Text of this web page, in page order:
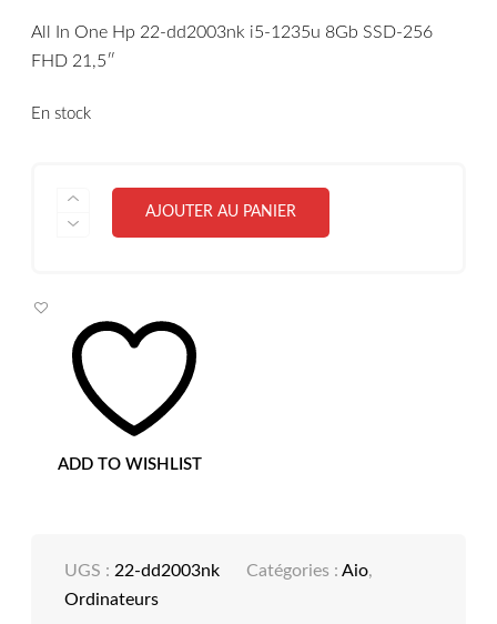
All In One Hp 22-dd2003nk i5-1235u 8Gb SSD-256
FHD 21,5″
En stock
QUANTITÉ
DD2003NK
I5-
1235U
8GB
FHD
AJOUTER AU PANIER
ADD TO WISHLIST
UGS : 22-dd2003nk Catégories :Aio,
Ordinateurs